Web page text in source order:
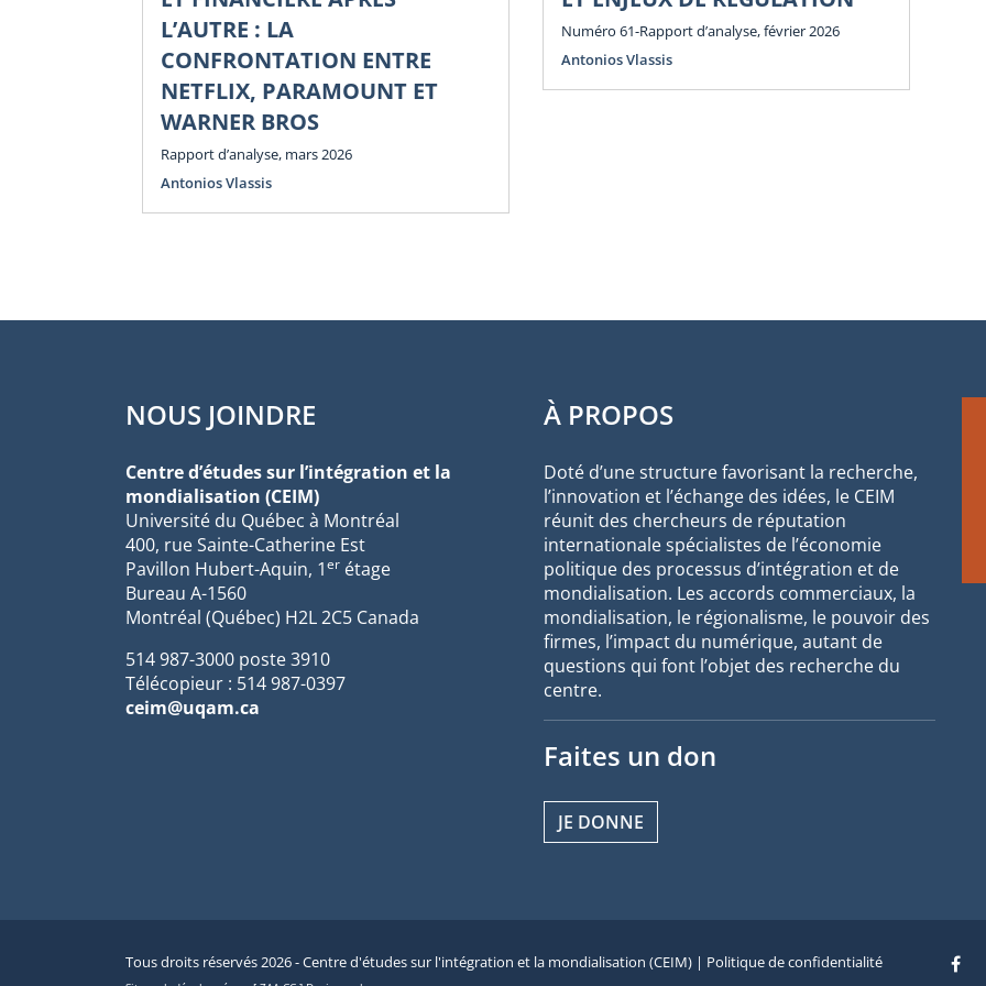
L’AUTRE : LA
CONFRONTATION ENTRE
NETFLIX, PARAMOUNT ET
WARNER BROS
Rapport d’analyse, mars 2026
Antonios Vlassis
Numéro 61-Rapport d’analyse, février 2026
Antonios Vlassis
NOUS JOINDRE
Centre d’études sur l’intégration et la
mondialisation (CEIM)
Université du Québec à Montréal
400, rue Sainte-Catherine Est
Pavillon Hubert-Aquin, 1er étage
Bureau A-1560
Montréal (Québec) H2L 2C5 Canada
514 987-3000 poste 3910
Télécopieur : 514 987-0397
ceim@uqam.ca
À PROPOS
Doté d’une structure favorisant la recherche,
l’innovation et l’échange des idées, le CEIM
réunit des chercheurs de réputation
internationale spécialistes de l’économie
politique des processus d’intégration et de
mondialisation. Les accords commerciaux, la
mondialisation, le régionalisme, le pouvoir des
firmes, l’impact du numérique, autant de
questions qui font l’objet des recherche du
centre.
Faites un don
JE DONNE
Tous droits réservés 2026 - Centre d'études sur l'intégration et la mondialisation (CEIM) | Politique de confidentialité